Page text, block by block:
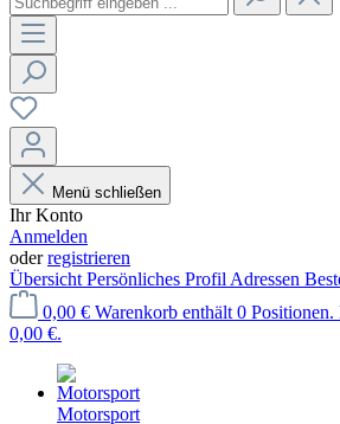
Menü schließen
Ihr Konto
Anmelden
oderregistrieren
Übersicht Persönliches Profil Adressen
0,00 € Warenkorb enthält 0
0,00 €.
Motorsport